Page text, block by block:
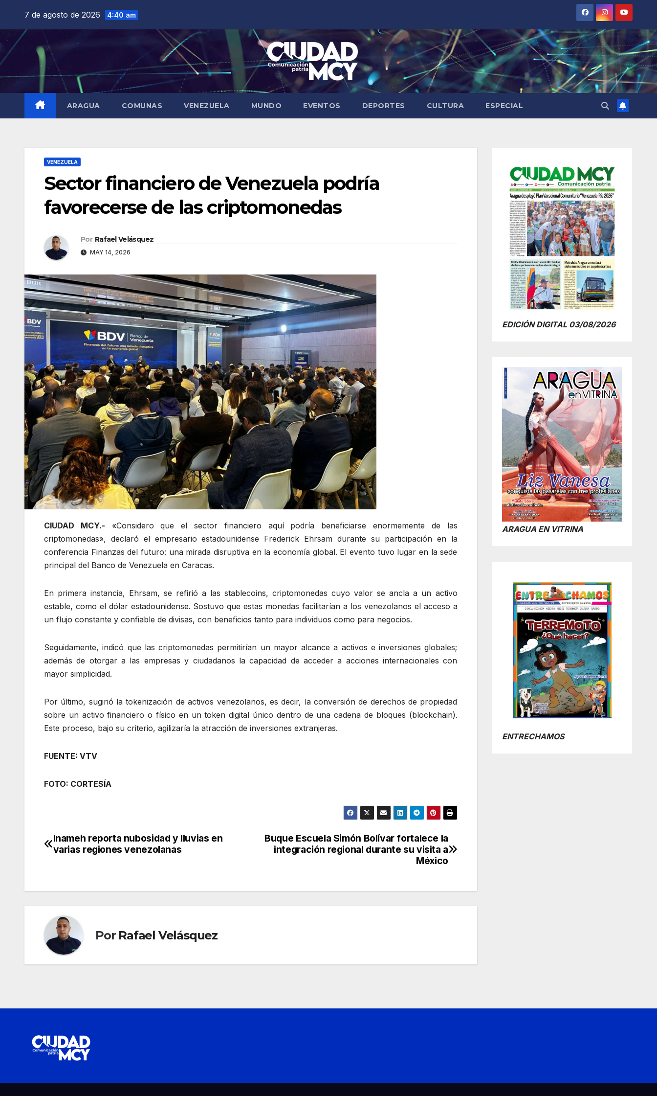
contenido
7 de agosto de 2026 4:40 am
ARAGUA COMUNAS VENEZUELA MUNDO EVENTOS DEPORTES CULTURA ESPECIAL
VENEZUELA
Sector financiero de Venezuela podría
favorecerse de las criptomonedas
Por Rafael Velásquez
MAY 14, 2026
CIUDAD MCY.- «Considero que el sector financiero aquí podría beneficiarse enormemente de las
criptomonedas», declaró el empresario estadounidense Frederick Ehrsam durante su participación en la
conferencia Finanzas del futuro: una mirada disruptiva en la economía global. El evento tuvo lugar en la sede
principal del Banco de Venezuela en Caracas.
En primera instancia, Ehrsam, se refirió a las stablecoins, criptomonedas cuyo valor se ancla a un activo
estable, como el dólar estadounidense. Sostuvo que estas monedas facilitarían a los venezolanos el acceso a
un flujo constante y confiable de divisas, con beneficios tanto para individuos como para negocios.
Seguidamente, indicó que las criptomonedas permitirían un mayor alcance a activos e inversiones globales;
además de otorgar a las empresas y ciudadanos la capacidad de acceder a acciones internacionales con
mayor simplicidad.
Por último, sugirió la tokenización de activos venezolanos, es decir, la conversión de derechos de propiedad
sobre un activo financiero o físico en un token digital único dentro de una cadena de bloques (blockchain).
Este proceso, bajo su criterio, agilizaría la atracción de inversiones extranjeras.
FUENTE: VTV
FOTO: CORTESÍA
Navegación
Buque Escuela Simón Bolívar fortalece la
integración regional durante su visita a
México
Inameh reporta nubosidad y lluvias en
varias regiones venezolanas
Por Rafael Velásquez
EDICIÓN DIGITAL 03/08/2026
ARAGUA EN VITRINA
ENTRECHAMOS